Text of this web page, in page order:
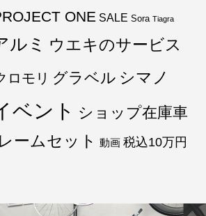
ONE SALE Sora Tiagra
ルミ ウエキのサービス
ロモリ グラベル シマノ
ベント ショップ在庫車
ームセット 動画 税込10万円